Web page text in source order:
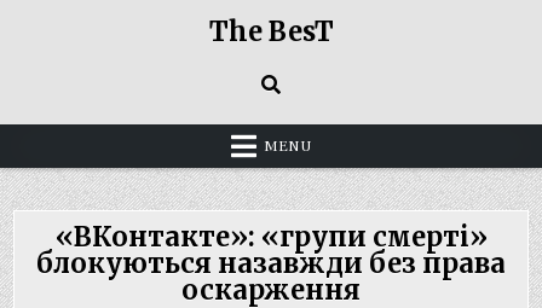
The BesT
MENU
«ВКонтакте»: «групи смерті»
блокуються назавжди без права
оскарження